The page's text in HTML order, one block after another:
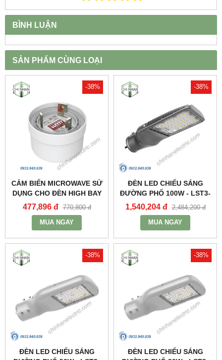
BÌNH LUẬN
SẢN PHẨM CÙNG LOẠI
-38%
CẢM BIẾN MICROWAVE SỬ
DỤNG CHO ĐÈN HIGH BAY
NHÀ XƯỞNG HBE2_MPE
477,896 đ 770,800 đ
MUA NGAY
-38%
ĐÈN LED CHIẾU SÁNG
ĐƯỜNG PHỐ 100W - LST3-
100 - MPE
1,540,204 đ 2,484,200 đ
MUA NGAY
-38%
ĐÈN LED CHIẾU SÁNG
-38%
ĐÈN LED CHIẾU SÁNG